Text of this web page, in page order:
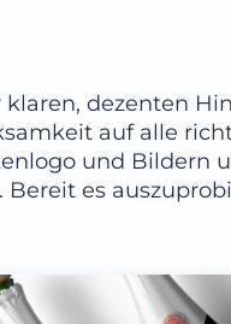
klaren, dezenten
auf alle
und Bildern
es